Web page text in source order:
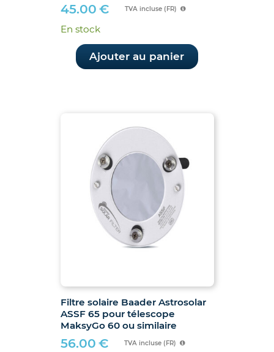
45.00 € TVA incluse (FR)
En stock
Ajouter au panier
Filtre solaire Baader Astrosolar
ASSF 65 pour télescope
MaksyGo 60 ou similaire
56.00 € TVA incluse (FR)